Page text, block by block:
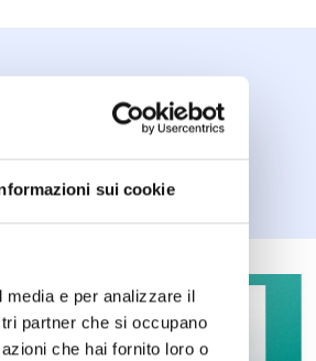
sui cookie
e per analizzare il
partner che si occupano
che hai fornito loro o